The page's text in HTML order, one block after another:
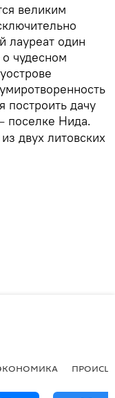
великим
лауреат один
чудесном
построить дачу
поселке Нида.
двух литовских